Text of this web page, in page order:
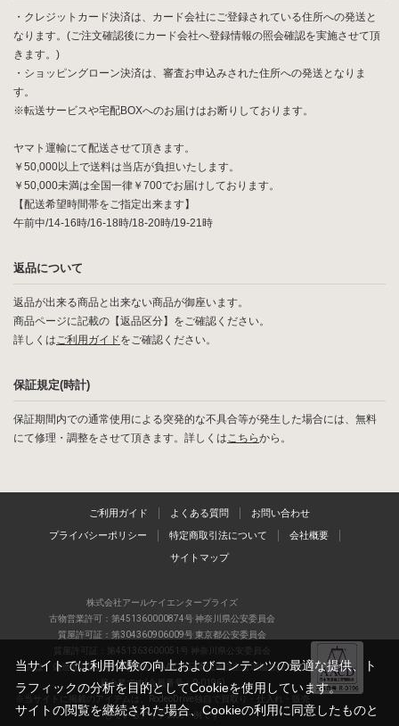
・クレジットカード決済は、カード会社にご登録されている住所への発送と
なります。(ご注文確認後にカード会社へ登録情報の照会確認を実施させて頂
きます。)
・ショッピングローン決済は、審査お申込みされた住所への発送となりま
す。
※転送サービスや宅配BOXへのお届けはお断りしております。
ヤマト運輸にて配送させて頂きます。
￥50,000以上で送料は当店が負担いたします。
￥50,000未満は全国一律￥700でお届けしております。
【配送希望時間帯をご指定出来ます】
午前中/14-16時/16-18時/18-20時/19-21時
返品について
返品が出来る商品と出来ない商品が御座います。
商品ページに記載の【返品区分】をご確認ください。
詳しくはご利用ガイドをご確認ください。
保証規定(時計)
保証期間内での通常使用による突発的な不具合等が発生した場合には、無料
にて修理・調整をさせて頂きます。詳しくはこちらから。
ご利用ガイド よくある質問 お問い合わせ
プライバシーポリシー 特定商取引法について 会社概要
サイトマップ
株式会社アールケイエンタープライズ
古物営業許可：第451360000874号 神奈川県公安委員会
質屋許可証：第304360906009号 東京都公安委員会
質屋許可証：第451363600051号 神奈川県公安委員会
当店は、偽造品の流通防止を目指すAACD(日本流通自主管理協会)の正会
員企業です(会員番号：R-0196)
※当サイトに掲載のアイテムは、RodeoDrive独自で買取り・仕入れ・販売
しているアイテムの一例です
当サイトでは利用体験の向上およびコンテンツの最適な提供、ト
ラフィックの分析を目的としてCookieを使用しています。
サイトの閲覧を継続された場合、Cookieの利用に同意したものと